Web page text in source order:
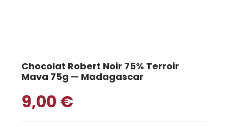
Chocolat Robert Noir 75% Terroir
Mava 75g — Madagascar
9,00 €